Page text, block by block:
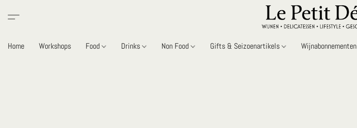
Home Workshops Food Drinks Non Food Gifts & Seizoenartikels Wijnabonnementen